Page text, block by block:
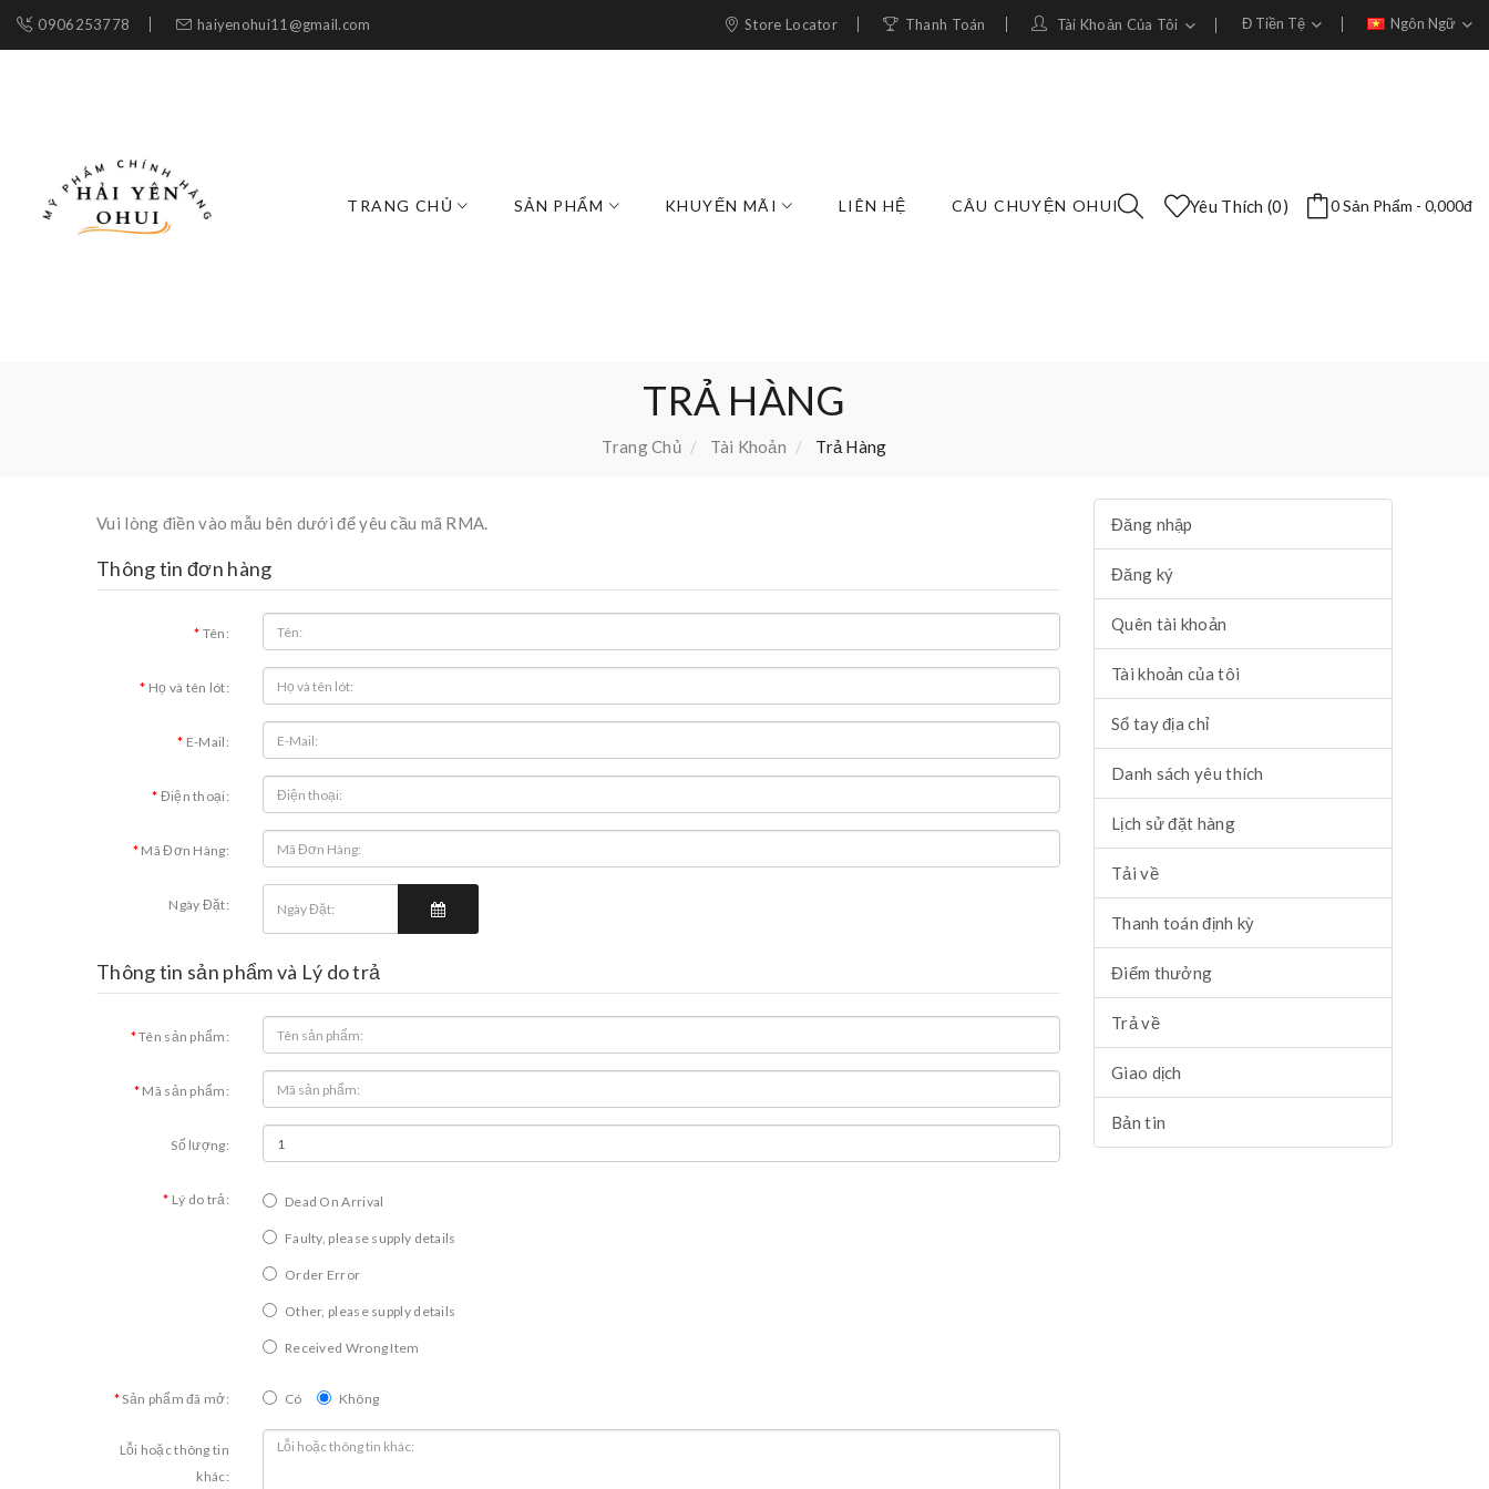
0906253778 haiyenohui11@gmail.com Store Locator Thanh Toán Tài Khoản Của Tôi Đ Tiền Tệ Ngôn Ngữ
TRANG CHỦ SẢN PHẨM KHUYẾN MÃI LIÊN HỆ CÂU CHUYỆN OHUI Yêu Thích (0) 0 Sản Phẩm - 0,000đ
TRẢ HÀNG
Trang Chủ Tài Khoản Trả Hàng
Vui lòng điền vào mẫu bên dưới để yêu cầu mã RMA.
Thông tin đơn hàng
Tên:
Họ và tên lót:
E-Mail:
Điện thoại:
Mã Đơn Hàng:
Ngày Đặt:
Thông tin sản phẩm và Lý do trả
Tên sản phẩm:
Mã sản phẩm:
Số lượng:
Lý do trả: Dead On Arrival
Faulty, please supply details
Order Error
Other, please supply details
Received Wrong Item
Sản phẩm đã mở: Có Không
Lỗi hoặc thông tin
khác:
Đăng nhập
Đăng ký
Quên tài khoản
Tài khoản của tôi
Sổ tay địa chỉ
Danh sách yêu thích
Lịch sử đặt hàng
Tải về
Thanh toán định kỳ
Điểm thưởng
Trả về
Giao dịch
Bản tin